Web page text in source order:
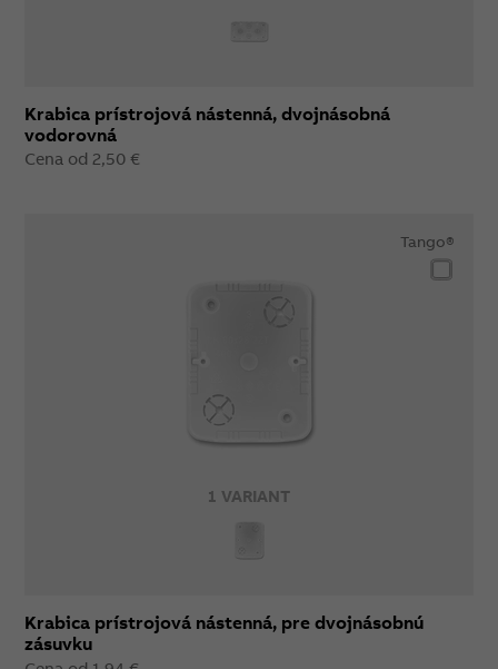
Krabica prístrojová nástenná, dvojnásobná
vodorovná
Cena od 2,50 €
1 VARIANT
Tango®
Krabica prístrojová nástenná, pre dvojnásobnú
zásuvku